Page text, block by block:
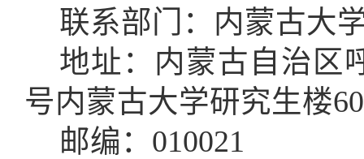
联系部门：内蒙古大
地址：内蒙古自治区
号内蒙古大学研究生楼
邮编： 010021